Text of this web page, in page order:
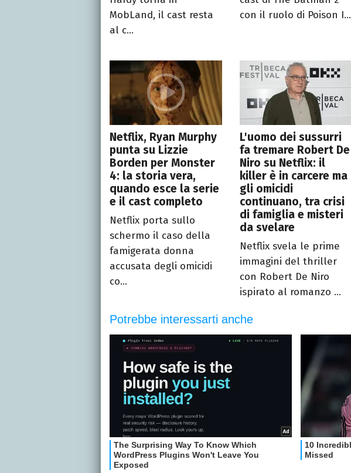
MobLand, il cast resta
al c...
con il ruolo di Poison I...
Netflix, Ryan Murphy
punta su Lizzie
Borden per Monster
4: la storia vera,
quando esce la serie
e il cast completo
Netflix porta sullo
schermo il caso della
famigerata donna
accusata degli omicidi
co...
L'uomo dei sussurri
fa tremare Robert De
Niro su Netflix: il
killer è in carcere ma
gli omicidi
continuano, tra crisi
di famiglia e misteri
da svelare
Netflix svela le prime
immagini del thriller
con Robert De Niro
ispirato al romanzo ...